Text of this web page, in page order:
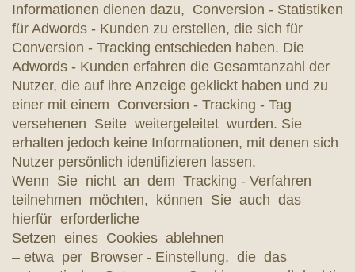
Informationen dienen dazu, Conversion - Statistiken
für Adwords - Kunden zu erstellen, die sich für
Conversion - Tracking entschieden haben. Die
Adwords - Kunden erfahren die Gesamtanzahl der
Nutzer, die auf ihre Anzeige geklickt haben und zu
einer mit einem Conversion - Tracking - Tag
versehenen Seite weitergeleitet wurden. Sie
erhalten jedoch keine Informationen, mit denen sich
Nutzer persönlich identifizieren lassen.
Wenn Sie nicht an dem Tracking - Verfahren
teilnehmen möchten, können Sie auch das
hierfür erforderliche
Setzen eines Cookies ablehnen
– etwa per Browser - Einstellung, die das